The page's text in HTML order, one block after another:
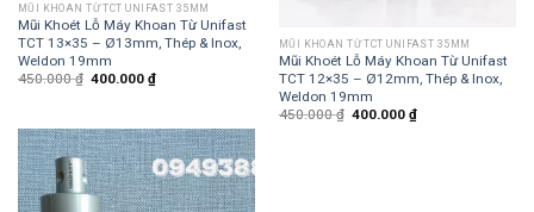
MŨI KHOAN TỪ TCT UNIFAST 35MM
Mũi Khoét Lỗ Máy Khoan Từ Unifast
TCT 13×35 – Ø13mm, Thép & Inox,
Weldon 19mm
450.000₫ 400.000₫
MŨI KHOAN TỪ TCT UNIFAST 35MM
Mũi Khoét Lỗ Máy Khoan Từ Unifast
TCT 12×35 – Ø12mm, Thép & Inox,
Weldon 19mm
450.000₫ 400.000₫